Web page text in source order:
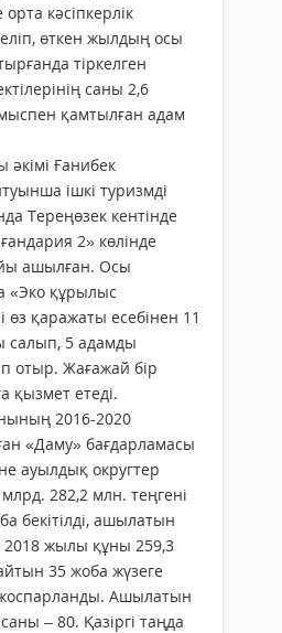
кәсіпкерлік
өткен жылдың осы
тіркелген
саны 2,6
қамтылған адам
Ғанибек
ішкі туризмді
Тереңөзек кентінде
2» көлінде
ашылған. Осы
«Эко құрылыс
қаражаты есебінен 11
салып, 5 адамды
отыр. Жағажай бір
қызмет етеді.
2016-2020
«Даму» бағдарламасы
ауылдық округтер
282,2 млн. теңгені
бекітілді, ашылатын
жылы құны 259,3
35 жоба жүзеге
Ашылатын
– 80. Қазіргі таңда